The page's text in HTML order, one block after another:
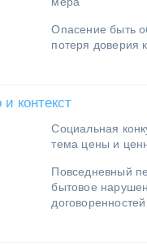
Опасение быть
потеря доверия
контекст
Социальная
тема цены и
Повседневный
бытовое
договоренностей